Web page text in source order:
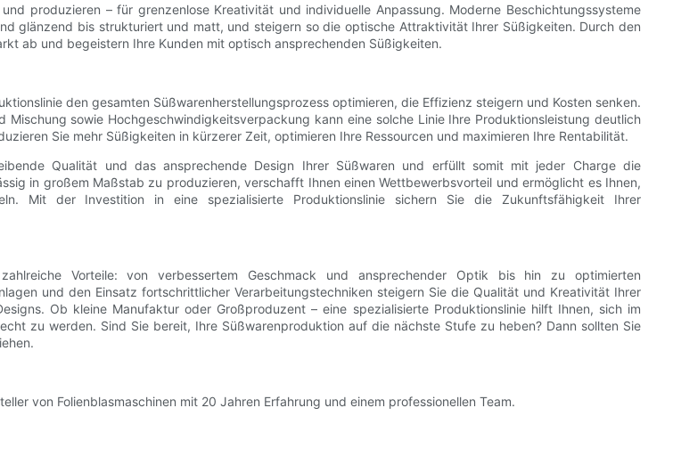
produzieren – für grenzenlose Kreativität und individuelle Anpassung. Moderne Beschichtungssysteme
glänzend bis strukturiert und matt, und steigern so die optische Attraktivität Ihrer Süßigkeiten. Durch den
ab und begeistern Ihre Kunden mit optisch ansprechenden Süßigkeiten.
den gesamten Süßwarenherstellungsprozess optimieren, die Effizienz steigern und Kosten senken.
sowie Hochgeschwindigkeitsverpackung kann eine solche Linie Ihre Produktionsleistung deutlich
Sie mehr Süßigkeiten in kürzerer Zeit, optimieren Ihre Ressourcen und maximieren Ihre Rentabilität.
Qualität und das ansprechende Design Ihrer Süßwaren und erfüllt somit mit jeder Charge die
in großem Maßstab zu produzieren, verschafft Ihnen einen Wettbewerbsvorteil und ermöglicht es Ihnen,
Mit der Investition in eine spezialisierte Produktionslinie sichern Sie die Zukunftsfähigkeit Ihrer
Vorteile: von verbessertem Geschmack und ansprechender Optik bis hin zu optimierten
und den Einsatz fortschrittlicher Verarbeitungstechniken steigern Sie die Qualität und Kreativität Ihrer
Ob kleine Manufaktur oder Großproduzent – ​​eine spezialisierte Produktionslinie hilft Ihnen, sich im
zu werden. Sind Sie bereit, Ihre Süßwarenproduktion auf die nächste Stufe zu heben? Dann sollten Sie
von Folienblasmaschinen mit 20 Jahren Erfahrung und einem professionellen Team.